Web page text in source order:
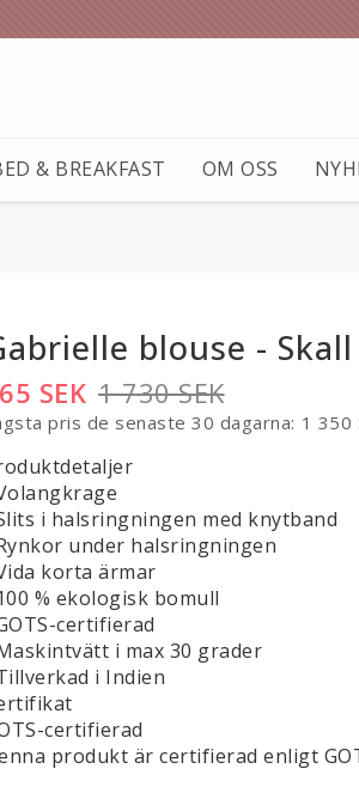
& BREAKFAST OM OSS
blouse -
1 730 SEK
SEK
pris de senaste 30 dagarna 1 350
i halsringningen med knytband
under halsringningen
korta ärmar
% ekologisk bomull
certifierad
i max 30 grader
i Indien
certifierad
produkt är certifierad enligt